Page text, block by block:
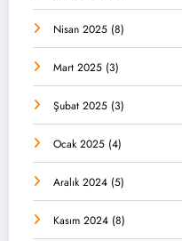
Nisan 2025 (8)
Mart 2025 (3)
Şubat 2025 (3)
Ocak 2025 (4)
Aralık 2024 (5)
Kasım 2024 (8)